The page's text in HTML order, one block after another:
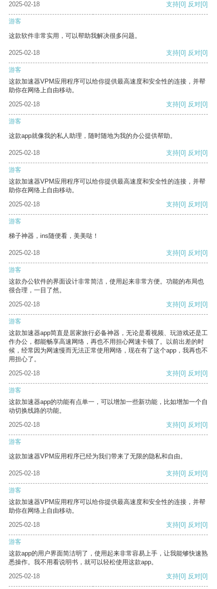
2025-02-18 支持[0] 反对[0]
游客
这款软件非常实用，可以帮助我解决很多问题。
2025-02-18 支持[0] 反对[0]
游客
这款加速器VPM应用程序可以给你提供最高速度和安全性的连接，并帮
助你在网络上自由移动。
2025-02-18
支持[0] 反对[0]
游客
这款app就像我的私人助理，随时随地为我的办公提供帮助。
2025-02-18 支持[0] 反对[0]
游客
这款加速器VPM应用程序可以给你提供最高速度和安全性的连接，并帮
助你在网络上自由移动。
2025-02-18
支持[0] 反对[0]
游客
梯子神器，ins随便看，美美哒！
2025-02-18 支持[0] 反对[0]
游客
这款办公软件的界面设计非常简洁，使用起来非常方便。功能的布局也
很合理，一目了然。
2025-02-18
支持[0] 反对[0]
游客
这款加速器app简直是居家旅行必备神器，无论是看视频、玩游戏还是工
作办公，都能畅享高速网络，再也不用担心网速卡顿了。以前出差的时
候，经常因为网速慢而无法正常使用网络，现在有了这个app，我再也不
用担心了。
2025-02-18
支持[0] 反对[0]
游客
这款加速器app的功能有点单一，可以增加一些新功能，比如增加一个自
动切换线路的功能。
2025-02-18
支持[0] 反对[0]
游客
这款加速器VPM应用程序已经为我们带来了无限的隐私和自由。
2025-02-18 支持[0] 反对[0]
游客
这款加速器VPM应用程序可以给你提供最高速度和安全性的连接，并帮
助你在网络上自由移动。
2025-02-18
支持[0] 反对[0]
游客
这款app的用户界面简洁明了，使用起来非常容易上手，让我能够快速熟
悉操作。我不用看说明书，就可以轻松使用这款app。
2025-02-18
支持[0] 反对[0]